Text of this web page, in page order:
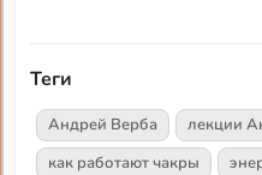
Теги
Андрей Верба лекции
как работают чакры